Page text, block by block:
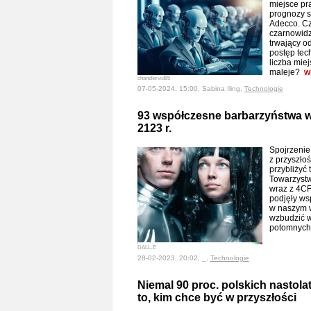
chandlervid85
miejsce
prognozy
Adecco.
trwający
postęp
liczba
maleje?
07-05-2024, 15:00, Sabina Iling, Technologie
93 współczesne barbarzyństwa
2123 r.
DALL-E
z
przybliżyć
wraz z
podjęły
w naszym
wzbudzić
28-02-2023, 20:02, _, Technologie
Niemal 90 proc. polskich
to, kim chce być w przyszłości